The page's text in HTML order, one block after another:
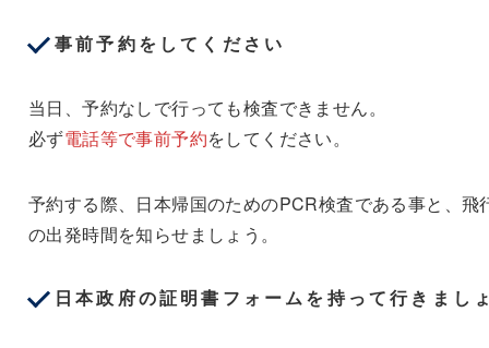
事前予約をしてください
当日、予約なしで行っても検査できません。
必ず電話等で事前予約をしてください。
予約する際、日本帰国のためのPCR検査である事と、飛
の出発時間を知らせましょう。
日本政府の証明書フォームを持って行きまし